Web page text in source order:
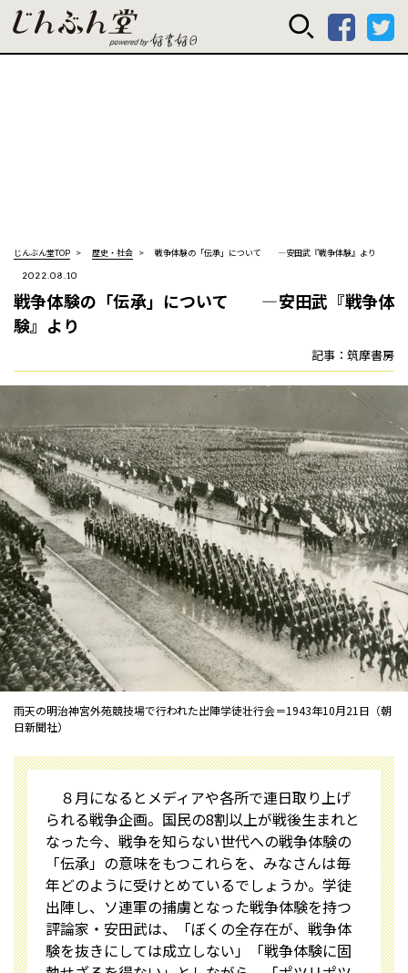
じんぶん堂
じんぶん堂TOP 歴史・社会 戦争体験の「伝承」について ―安田武『戦争体験』より
2022.08.10
戦争体験の「伝承」について ―安田武『戦争体
験』より
記事：筑摩書房
雨天の明治神宮外苑競技場で行われた出陣学徒壮行会＝1943年10月21日（朝
日新聞社）
８月になるとメディアや各所で連日取り上げ
られる戦争企画。国民の8割以上が戦後生まれと
なった今、戦争を知らない世代への戦争体験の
「伝承」の意味をもつこれらを、みなさんは毎
年どのように受けとめているでしょうか。――学徒
出陣し、ソ連軍の捕虜となった戦争体験を持つ
評論家・安田武は、「ぼくの全存在が、戦争体
験を抜きにしては成立しない」「戦争体験に固